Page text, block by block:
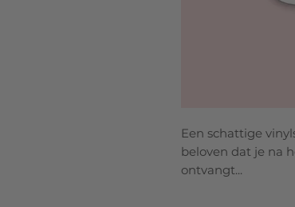
Een schattige
beloven dat je na
ontvangt...